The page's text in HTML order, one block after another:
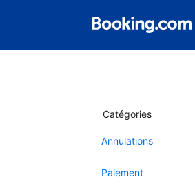
Catégories
Annulations
Paiement